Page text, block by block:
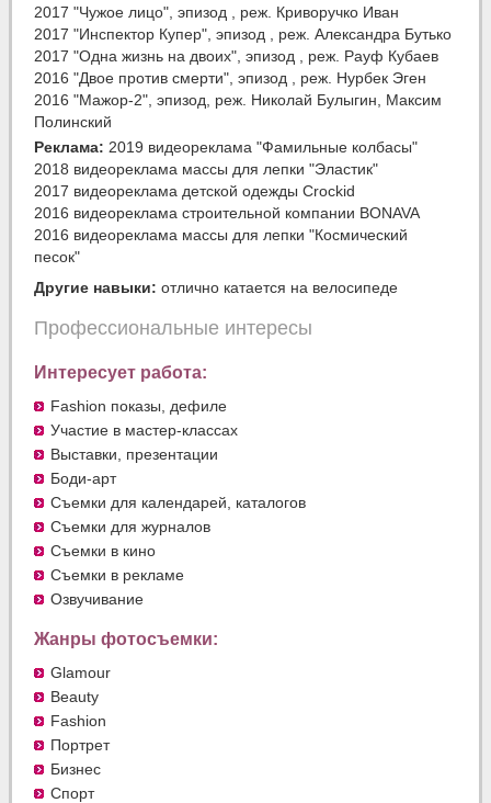
2017 "Чужое лицо", эпизод , реж. Криворучко Иван
2017 "Инспектор Купер", эпизод , реж. Александра Бутько
2017 "Одна жизнь на двоих", эпизод , реж. Рауф Кубаев
2016 "Двое против смерти", эпизод , реж. Нурбек Эген
2016 "Мажор-2", эпизод, реж. Николай Булыгин, Максим
Полинский
Реклама: 2019 видеореклама "Фамильные колбасы"
2018 видеореклама массы для лепки "Эластик"
2017 видеореклама детской одежды Crockid
2016 видеореклама строительной компании BONAVA
2016 видеореклама массы для лепки "Космический
песок"
Другие навыки: отлично катается на велосипеде
Профессиональные интересы
Интересует работа:
Fashion показы, дефиле
Участие в мастер-классах
Выставки, презентации
Боди-арт
Съемки для календарей, каталогов
Съемки для журналов
Съемки в кино
Съемки в рекламе
Озвучивание
Жанры фотосъемки:
Glamour
Beauty
Fashion
Портрет
Бизнес
Спорт